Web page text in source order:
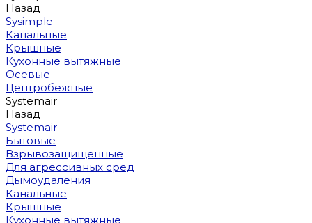
Назад
Sysimple
Канальные
Крышные
Кухонные вытяжные
Осевые
Центробежные
Systemair
Назад
Systemair
Бытовые
Взрывозащищенные
Для агрессивных сред
Дымоудаления
Канальные
Крышные
Кухонные вытяжные